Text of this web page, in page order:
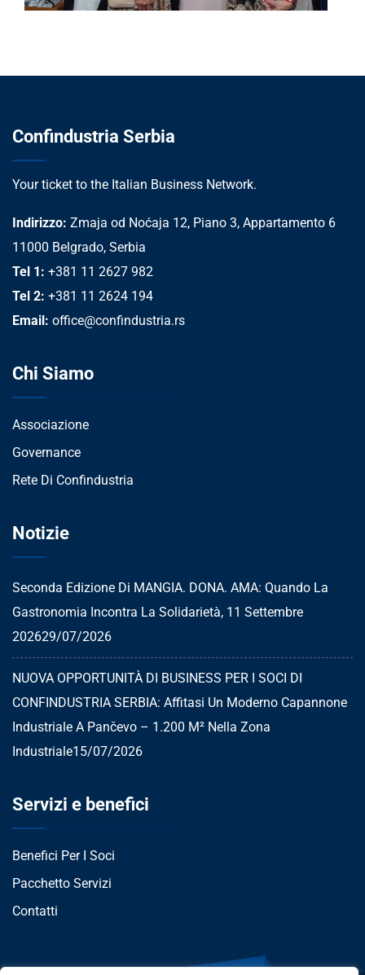
Confindustria Serbia
Your ticket to the Italian Business Network.
Indirizzo: Zmaja od Noćaja 12, Piano 3, Appartamento 6
11000 Belgrado, Serbia
Tel 1: +381 11 2627 982
Tel 2: +381 11 2624 194
Email: office@confindustria.rs
Chi Siamo
Associazione
Governance
Rete Di Confindustria
Notizie
Seconda Edizione Di MANGIA. DONA. AMA: Quando La
Gastronomia Incontra La Solidarietà, 11 Settembre
202629/07/2026
NUOVA OPPORTUNITÀ DI BUSINESS PER I SOCI DI
CONFINDUSTRIA SERBIA: Affitasi Un Moderno Capannone
Industriale A Pančevo – 1.200 M² Nella Zona
Industriale15/07/2026
Servizi e benefici
Benefici Per I Soci
Pacchetto Servizi
Contatti